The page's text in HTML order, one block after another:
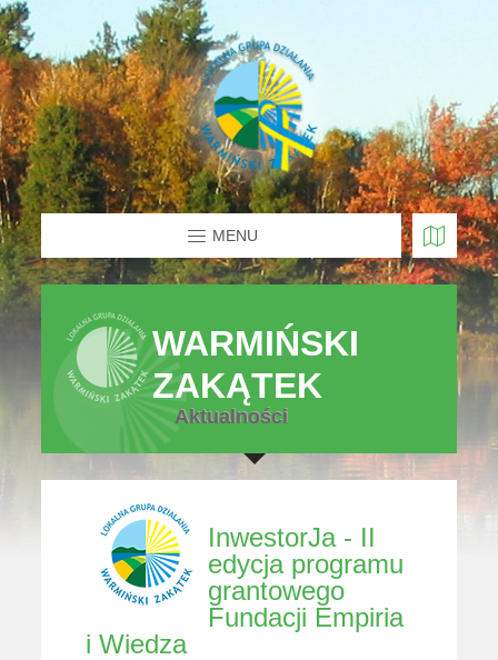
MENU
WARMIŃSKI
ZAKĄTEK
Aktualności
InwestorJa - II
edycja programu
grantowego
Fundacji Empiria
i Wiedza